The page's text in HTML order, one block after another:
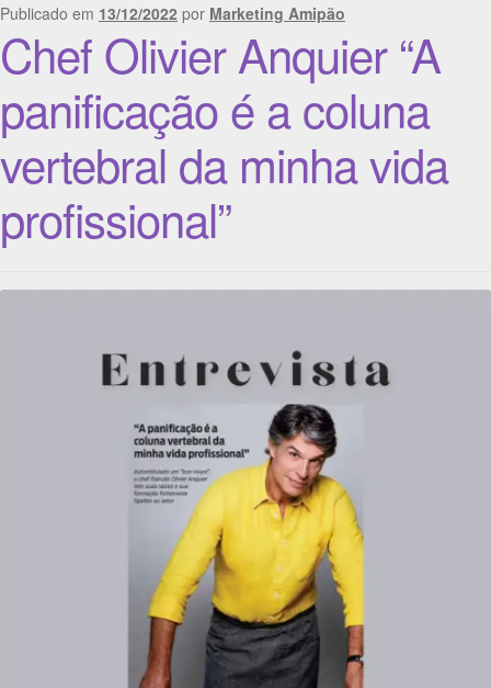
Publicado em 13/12/2022 por Marketing Amipão
Chef Olivier Anquier “A
panificação é a coluna
vertebral da minha vida
profissional”